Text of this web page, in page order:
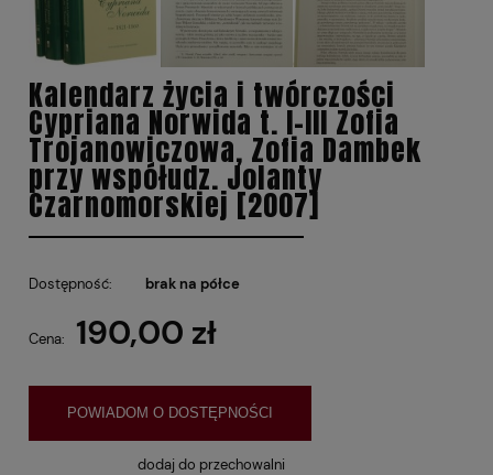
Kalendarz życia i twórczości
Cypriana Norwida t. I-III Zofia
Trojanowiczowa, Zofia Dambek
przy współudz. Jolanty
Czarnomorskiej [2007]
Dostępność: brak na półce
Cena: 190,00 zł
POWIADOM O DOSTĘPNOŚCI
dodaj do przechowalni